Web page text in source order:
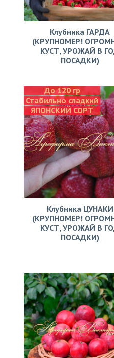
Клубника ГАРДА
(КРУПНОМЕР!
КУСТ, УРОЖАЙ В
ПОСАДКИ)
До 120 гр
Стабильно сладкий
ЯПОНСКИЙ СОРТ
Клубника ЦУНАКИ
(КРУПНОМЕР!
КУСТ, УРОЖАЙ В
ПОСАДКИ)